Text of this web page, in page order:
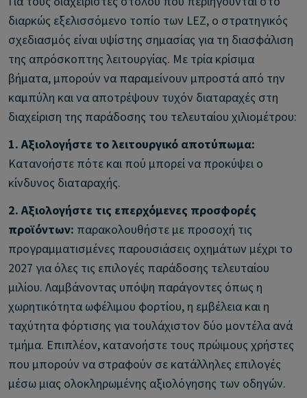
διαρκώς εξελισσόμενο τοπίο των LEZ, ο στρατηγικός
σχεδιασμός είναι υψίστης σημασίας για τη διασφάλιση
της απρόσκοπτης λειτουργίας. Με τρία κρίσιμα
βήματα, μπορούν να παραμείνουν μπροστά από την
καμπύλη και να αποτρέψουν τυχόν διαταραχές στη
διαχείριση της παράδοσης του τελευταίου χιλιομέτρου:
1. Αξιολογήστε το λειτουργικό αποτύπωμα:
Κατανοήστε πότε και πού μπορεί να προκύψει ο
κίνδυνος διαταραχής.
2. Αξιολογήστε τις επερχόμενες προσφορές
προϊόντων: παρακολουθήστε με προσοχή τις
προγραμματισμένες παρουσιάσεις οχημάτων μέχρι το
2027 για όλες τις επιλογές παράδοσης τελευταίου
μιλίου. Λαμβάνοντας υπόψη παράγοντες όπως η
χωρητικότητα ωφέλιμου φορτίου, η εμβέλεια και η
ταχύτητα φόρτισης για τουλάχιστον δύο μοντέλα ανά
τμήμα. Επιπλέον, κατανοήστε τους πρώιμους χρήστες
που μπορούν να στραφούν σε κατάλληλες επιλογές
μέσω μιας ολοκληρωμένης αξιολόγησης των οδηγών.